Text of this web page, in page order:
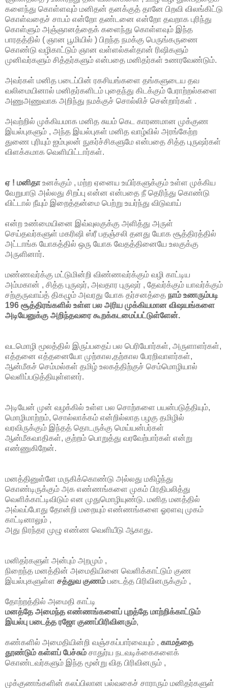
களைந்து கொள்ளவும் மனிதன் தனக்குத் தானே பிறவி விலங்கிட்டு
கொள்வதைச் சாபம் என்றோ தண்டனை என்றோ தவறாக புரிந்து
கொள்ளும் அஞ்ஞானத்தைக் களைந்து கொள்ளவும் இந்த
பாரதத்தில் ( ஞான பூமியில் ) பிறந்த நமக்கு பெருங்கருணை
கொண்டு வழிகாட்டும் ஞான வள்ளல்கள்தான் ரிஷிகளும்
முனிவர்களும் சித்தர்களும் என்பதை மனிதர்கள் உணரவேண்டும்.
அவர்கள் மனித படைப்பின் ரகசியங்களை தங்களுடைய தவ
வலிமையினால் மனிதர்களிடம் புதைந்து கிடக்கும் பேராற்றல்களை
அணுஅணுவாக அறிந்து நமக்குச் சொல்லிச் சென்றார்கள் .
அவற்றில் முக்கியமாக மனித சுயம் கெட காரணமான முக்குண
இயல்புகளும் , அந்த இயல்புகள் மனித வாழ்வில் அரங்கேற்ற
துணை புரியும் ஐம்புலன் நுகர்ச்சிகளுமே என்பதை சித்த புருஷர்கள்
விளக்கமாக வெளியிட்டார்கள்.
ஏ ! மனிதாஉனக்கும் , மற்ற ஏனைய உயிர்களுக்கும் உள்ள முக்கிய
வேறுபாடு அல்லது சிறப்பு என்ன என்பதை நீ தெரிந்து கொண்டு
விட்டால் நீயும் இறைத்தன்மை பெற்று உயர்ந்து விடுவாய்
என்ற உண்மையினை இவ்வுலகுக்கு அளித்து அருள்
செய்தவர்களுள் மகரிஷி ஸ்ரீ பதஞ்சலி தனது யோக சூத்திரத்தில்
அட்டாங்க யோகத்தில் ஒரு யோக வேதத்தினையே உலகுக்கு
அருளினார்.
மண்ணவர்க்கு மட்டுமின்றி விண்ணவர்க்கும் வழி காட்டிய
அம்மகான் , சித்த புருஷர், அவதார புருஷர் , தேவர்க்கும் யாவர்க்கும்
சற்குருவாய்த் திகழும் அவரது யோக தர்சனத்தை நாம் உணரும்படி
196 சூத்திரங்களில் உள்ள பல அரிய முக்கியமான விஷயங்களை
அடியேனுக்கு அறிந்தவரை கூறக்கடமைப்பட்டுள்ளேன்.
வடமொழி மூலத்தில் இருப்பதைப் பல பெரியோர்கள், அருளாளர்கள்,
எத்தனை எத்தனையோ முற்கால,தற்கால பேரறிவாளர்கள்,
ஆன்மீகச் செம்மல்கள் தமிழ் உலகத்திற்குச் செம்மொழியால்
வெளிப்படுத்தியுள்ளனர்.
அடியேன் முன் வழக்கில் உள்ள பல சொற்களை பயன்படுத்தியும்,
மொழிமாற்றம், சொல்லாக்கம் என்றில்லாத பழகு தமிழில்
வரவிருக்கும் இந்தத் தொடருக்கு மெய்யன்பர்கள்
ஆன்மீகவாதிகள், குற்றம் பொறுத்து வரவேற்பார்கள் என்று
எண்ணுகிறேன்.
மனத்தினுள்ளே மருகிக்கொண்டு அல்லது மகிழ்ந்து
கொண்டிருக்கும் அக எண்ணங்களை முகம் பிரதிபலித்து
வெளிக்காட்டிவிடும் என முதுமொழியுண்டு. மனித மனத்தில்
அவ்வப்போது தோன்றி மறையும் எண்ணங்களை ஓரளவு முகம்
காட்டினாலும் ,
அது நிரந்தர முழு எண்ண வெளியீடு ஆகாது.
மனிதர்களுள் அன்பும் அறமும் ,
நிறைந்த மனத்தின் அமைதியினை வெளிக்காட்டும் குண
இயல்புகளுள்ள சத்துவ குணம் படைத்த பிரிவினருக்கும் ,
தோற்றத்தில் அமைதி காட்டி
மனத்தே அமைந்த எண்ணங்களைப் புறத்தே மாற்றிக்காட்டும்
இயல்பு படைத்த ரஜோ குணப்பிரிவினரும்,
கண்களில் அமைதியின்றி வஞ்சகப்பார்வையும் , காமத்தை
தூண்டும் கள்ளப் பேச்சும் சாதுர்ய நடவடிக்கைகளைக்
கொண்டவர்களும் இந்த மூன்று வித பிரிவினரும் ,
முக்குணங்களின் கலப்பிலான பல்வகைச் சாராரும் மனிதர்களுள்